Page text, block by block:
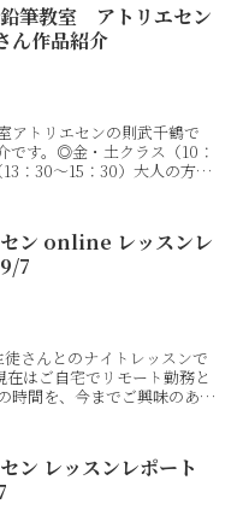
筆教室 アトリエセン
ん作品紹介
アトリエセンの則武千鶴で
です。◎金・土クラス（10：
：30〜15：30）大人の方対
ン online レッスンレ
7
さんとのナイトレッスンで
はご自宅でリモート勤務と
時間を、今までご興味のあっ
ン レッスンレポート